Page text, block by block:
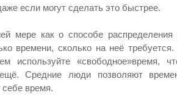
если могут сделать это быстрее.
мере как о способе
времени, сколько на неё
используйте «свободное»время,
ещё.Средние люди позволяют
время.